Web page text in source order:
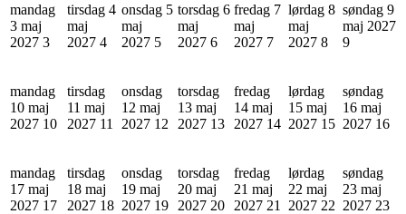
mandag
3 maj
2027 3
tirsdag 4
maj
2027 4
onsdag 5
maj
2027 5
torsdag 6
maj
2027 6
fredag 7
maj
2027 7
lørdag 8
maj
2027 8
søndag 9
maj 2027
9
mandag
10 maj
2027 10
tirsdag
11 maj
2027 11
onsdag
12 maj
2027 12
torsdag
13 maj
2027 13
fredag
14 maj
2027 14
lørdag
15 maj
2027 15
søndag
16 maj
2027 16
mandag
17 maj
2027 17
tirsdag
18 maj
2027 18
onsdag
19 maj
2027 19
torsdag
20 maj
2027 20
fredag
21 maj
2027 21
lørdag
22 maj
2027 22
søndag
23 maj
2027 23